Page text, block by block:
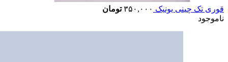
قوری تک چینی یونیک ۳۵۰,۰۰۰ تومان
ناموجود